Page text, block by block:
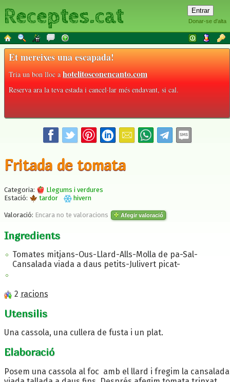
Donar-se d'alta
Receptes.cat
Et mereixes una escapada!
Tria un bon lloc ahotelitosconencanto.com
Reserva ara la teva estada i cancel·lar més endavant, si cal.
Fritada de tomata
Categoria:
Llegums i verdures
Estació:
tardor hivern
Valoració: Encara no te valoracions Afegir valoració
Ingredients
Tomates mitjans-Ous-Llard-Alls-Molla de pa-Sal-
Cansalada viada a daus petits-Julivert picat-
2 racions
Utensilis
Una cassola, una cullera de fusta i un plat.
Elaboració
Posem una cassola al foc amb el llard i fregim la cansalada